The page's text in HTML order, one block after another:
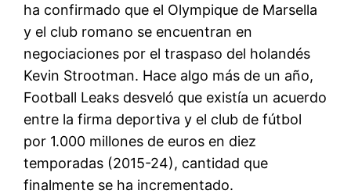
ha confirmado que el Olympique de Marsella
y el club romano se encuentran en
negociaciones por el traspaso del holandés
Kevin Strootman. Hace algo más de un año,
Football Leaks desveló que existía un acuerdo
entre la firma deportiva y el club de fútbol
por 1.000 millones de euros en diez
temporadas (2015-24), cantidad que
finalmente se ha incrementado.